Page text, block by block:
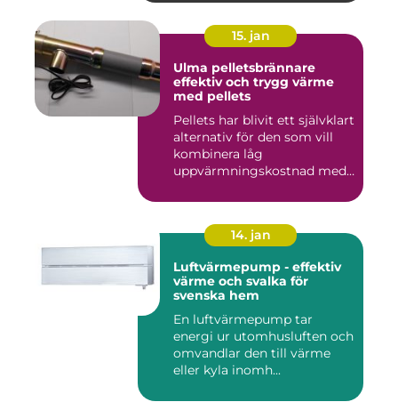
15. jan
Ulma pelletsbrännare
effektiv och trygg värme
med pellets
Pellets har blivit ett självklart
alternativ för den som vill
kombinera låg
uppvärmningskostnad med
14. jan
Luftvärmepump - effektiv
värme och svalka för
svenska hem
En luftvärmepump tar
energi ur utomhusluften och
omvandlar den till värme
eller kyla inomh...